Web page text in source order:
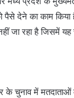
देने का काम किया
जा रहा है जिसमें यह
के चुनाव में